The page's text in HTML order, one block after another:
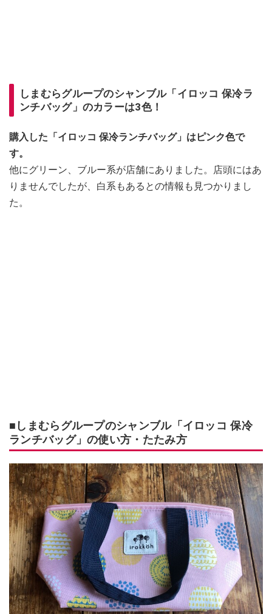
しまむらグループのシャンブル「イロッコ 保冷ラ
ンチバッグ」のカラーは3色！
購入した「イロッコ 保冷ランチバッグ」はピンク色で
す。
他にグリーン、ブルー系が店舗にありました。店頭にはあ
りませんでしたが、白系もあるとの情報も見つかりまし
た。
■しまむらグループのシャンブル「イロッコ 保冷
ランチバッグ」の使い方・たたみ方